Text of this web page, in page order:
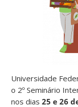
Universidade
o 2º Seminário
nos dias25 e 26